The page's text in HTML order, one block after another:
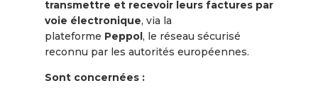
transmettre et recevoir leurs factures par
voie électronique, via la
plateforme Peppol, le réseau sécurisé
reconnu par les autorités européennes.
Sont concernées :